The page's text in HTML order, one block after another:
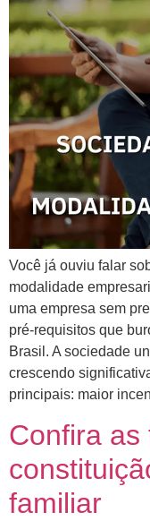
Você já ouviu falar
modalidade
uma empresa sem
pré-requisitos que
Brasil. A sociedade
crescendo
principais: maior
Confira as
familiar